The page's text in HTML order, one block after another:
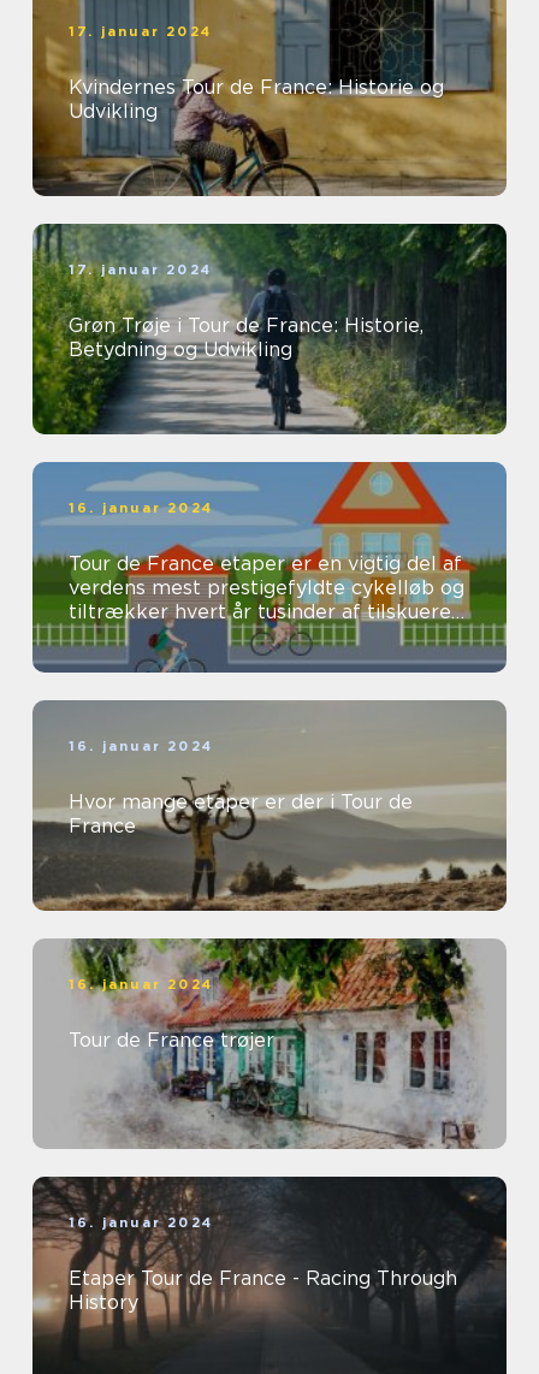
17. januar 2024
Kvindernes Tour de France: Historie og
Udvikling
17. januar 2024
Grøn Trøje i Tour de France: Historie,
Betydning og Udvikling
16. januar 2024
Tour de France etaper er en vigtig del af
verdens mest prestigefyldte cykelløb og
tiltrækker hvert år tusinder af tilskuere
og seere fra hele verden...
16. januar 2024
Hvor mange etaper er der i Tour de
France
16. januar 2024
Tour de France trøjer
16. januar 2024
Etaper Tour de France - Racing Through
History